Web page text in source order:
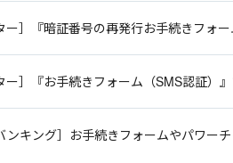
ー］『暗証番号の再発行お手続きフォ
ー］『お手続きフォーム（SMS認証）
ンキング］お手続きフォームやパワ